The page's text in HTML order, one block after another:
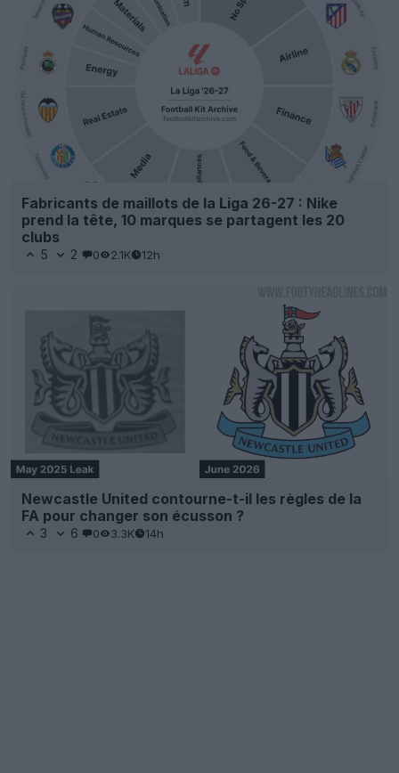
Fabricants de maillots de la Liga 26-27 : Nike
prend la tête, 10 marques se partagent les 20
clubs
5 2 0 2.1K 12h
Newcastle United contourne-t-il les règles de la
FA pour changer son écusson ?
3 6 0 3.3K 14h